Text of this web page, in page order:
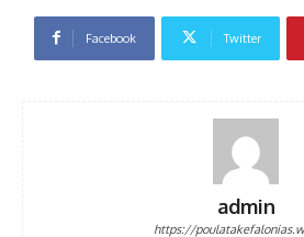
Facebook Twitter
admin
https://